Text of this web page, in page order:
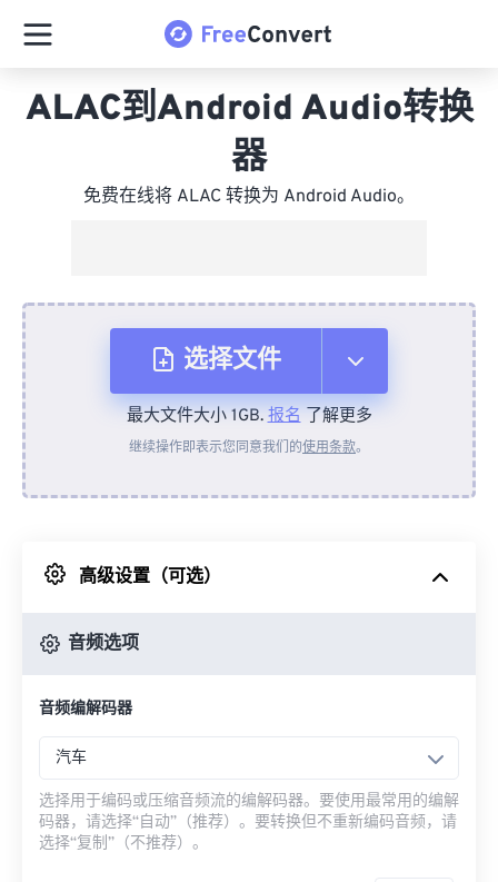
ALAC到Android Audio转换
器
免费在线将 ALAC 转换为 Android Audio。
选择文件
从设备
来自 Google Drive
最大文件大小 1GB.报名了解更多
继续操作即表示您同意我们的使用条款。
高级设置（可选）
音频选项
音频编解码器
汽车
选择用于编码或压缩音频流的编解码器。要使用最常用的编解
码器，请选择“自动”（推荐）。要转换但不重新编码音频，请
选择“复制”（不推荐）。